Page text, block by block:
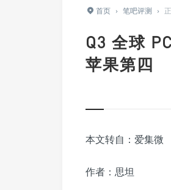
首页 › 笔吧评测 ›
Q3 全球
苹果第四
本文转自：爱集微
作者：思坦